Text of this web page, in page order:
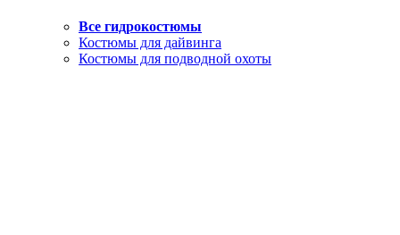
Все гидрокостюмы
Костюмы для дайвинга
Костюмы для подводной охоты